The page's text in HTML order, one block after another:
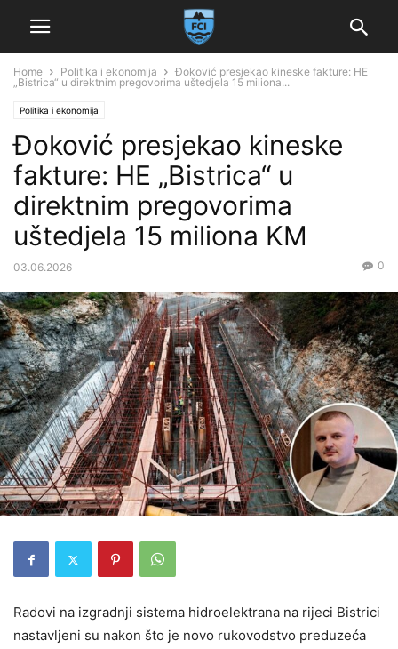
Home Politika i ekonomija
Đoković presjekao kineske fakture: HE
„Bistrica“ u direktnim pregovorima uštedjela 15 miliona...
Politika i ekonomija
Đoković presjekao kineske
fakture: HE „Bistrica“ u
direktnim pregovorima
uštedjela 15 miliona KM
03.06.2026 0
Radovi na izgradnji sistema hidroelektrana na rijeci Bistrici
nastavljeni su nakon što je novo rukovodstvo preduzeća